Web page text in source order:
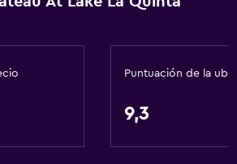
Puntuación de la
9,3